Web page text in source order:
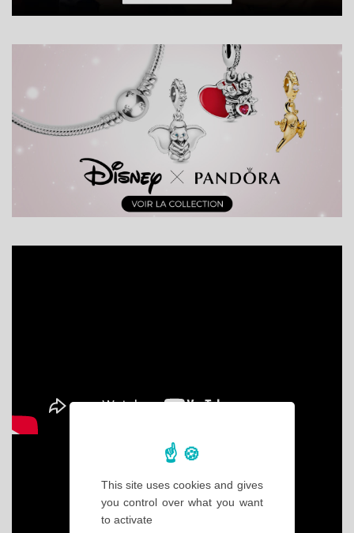
This site uses cookies and gives
you control over what you want
to activate